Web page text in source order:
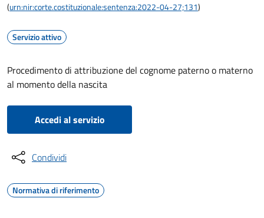
(urn:nir:corte.costituzionale:sentenza:2022-04-27;131)
Servizio attivo
Procedimento di attribuzione del cognome paterno o materno
al momento della nascita
Accedi al servizio
Condividi
Normativa di riferimento